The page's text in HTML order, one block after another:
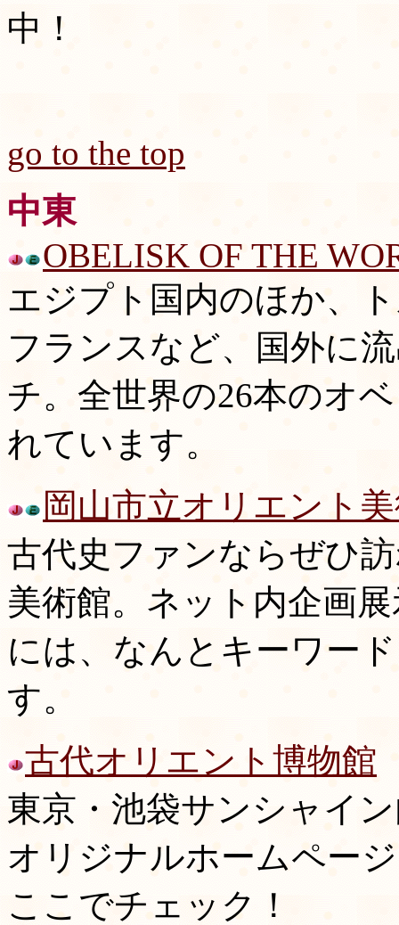
中！
go to the top
中東
OBELISK OF THE
エジプト国内のほか、
フランスなど、国外に
チ。全世界の26本のオ
れています。
岡山市立オリエント
古代史ファンならぜひ
美術館。ネット内企画
には、なんとキーワー
す。
古代オリエント博物館
東京・池袋サンシャイ
オリジナルホームペー
ここでチェック！